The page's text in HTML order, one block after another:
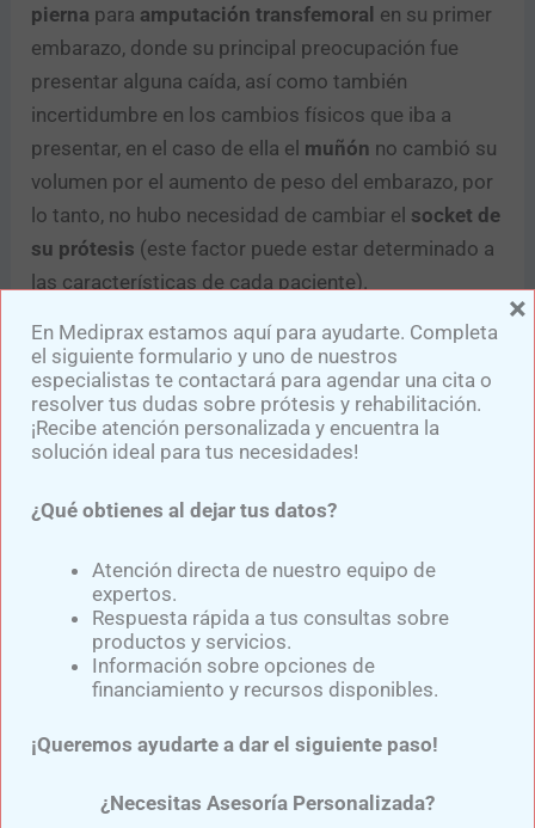
pierna para amputación transfemoral en su primer
embarazo, donde su principal preocupación fue
presentar alguna caída, así como también
incertidumbre en los cambios físicos que iba a
presentar, en el caso de ella el muñón no cambió su
volumen por el aumento de peso del embarazo, por
lo tanto, no hubo necesidad de cambiar el socket de
su prótesis (este factor puede estar determinado a
las características de cada paciente).
Afortunadamente tenía poco tiempo de haber
pierna,lo que fue favorable para su seguridad, ya
que no tenía miedo a que fueran a fallar durante la
En Mediprax estamos aquí para ayudarte. Completa
el siguiente formulario y uno de nuestros
especialistas te contactará para agendar una cita o
resolver tus dudas sobre prótesis y rehabilitación.
¡Recibe atención personalizada y encuentra la
solución ideal para tus necesidades!
¿Qué obtienes al dejar tus datos?
Atención directa de nuestro equipo de
expertos.
Respuesta rápida a tus consultas sobre
productos y servicios.
Información sobre opciones de
financiamiento y recursos disponibles.
¡Queremos ayudarte a dar el siguiente paso!
¿Necesitas Asesoría Personalizada?
×